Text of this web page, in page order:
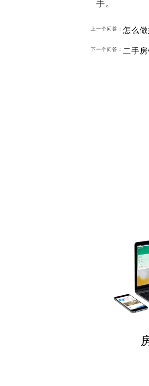
手。
上一个问答： 怎么
下一个问答： 二手